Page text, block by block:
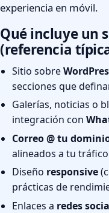
experiencia en móvil.
Qué incluye un
(referencia
Sitio sobre
secciones que
Galerías, noticias o
integración con
Correo @ tu
alineados a tu
Diseño responsive
prácticas de
Enlaces a redes